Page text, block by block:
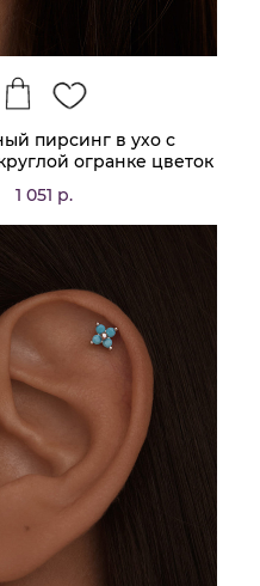
пирсинг в ухо с
огранке цветок
1 051 р.